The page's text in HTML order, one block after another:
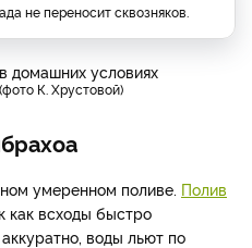
не переносит сквозняков.
К. Хрустовой)
умеренном поливе. Полив
как всходы быстро
воды льют по